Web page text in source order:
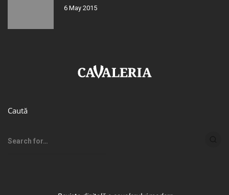
6 May 2015
Caută